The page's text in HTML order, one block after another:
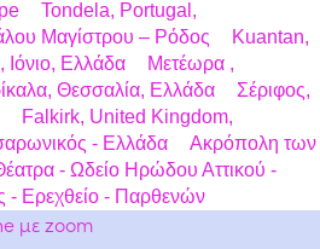
Tondela, Portugal,
Μαγίστρου – Ρόδος
Kuantan,
Ιόνιο, Ελλάδα
Μετέωρα ,
Θεσσαλία, Ελλάδα
Σέριφος,
Falkirk, United Kingdom,
- Ελλάδα
Ακρόπολη των
- Ωδείο Ηρώδου Αττικού -
- Ερεχθείο - Παρθενών
με zoom